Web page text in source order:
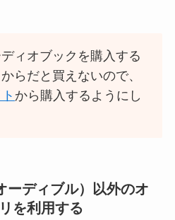
ィオブックを購入する
らだと買えないので、
から購入するようにし
ディブル）以外のオ
を利用する